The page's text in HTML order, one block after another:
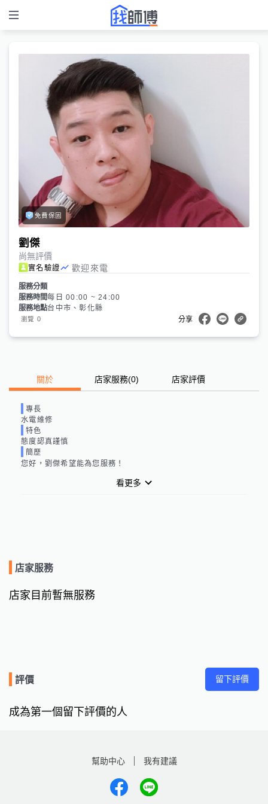
免費保固
劉傑
尚無評價
實名驗證 歡迎來電
服務分類
服務時間每日 00:00 ~ 24:00
服務地點台中市、彰化縣
瀏覽 0 分享
關於 店家服務(0) 店家評價
專長
水電維修
特色
態度認真謹慎
簡歷
您好， 劉傑希望能為您服務！
看更多
店家服務
店家目前暫無服務
評價 留下評價
成為第一個留下評價的人
幫助中心 我有建議